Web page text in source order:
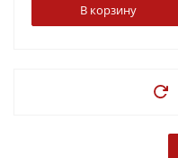
В корзину